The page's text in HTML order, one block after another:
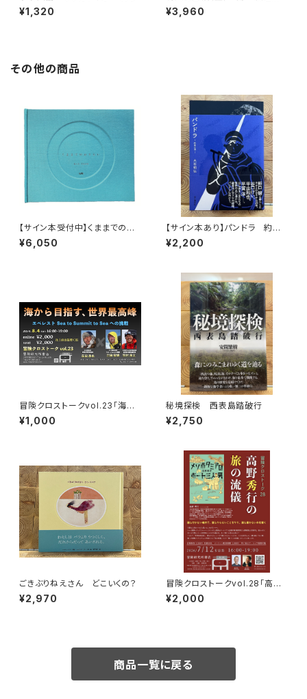
¥1,320
大戦とマロリーのエヴェレスト
¥3,960
その他の商品
【サイン本受付中】くままでのお
さらい〈特装新版〉
¥6,050
【サイン本あり】パンドラ 約束
の頂
¥2,200
冒険クロストークvol.23「海か
ら目指す、世界最高峰」録画視聴
権
¥1,000
秘境探検 西表島踏破行
¥2,750
ごきぶりねえさん どこいくの？
¥2,970
冒険クロストークvol.28「高野
秀行の旅の流儀」録画視聴権
¥2,000
商品一覧に戻る